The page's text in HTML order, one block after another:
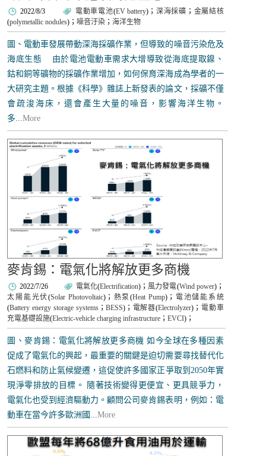
2022/8/3 電動車電池(EV battery)； 深海採礦 ； 金屬結核
(polymetallic nodules)； 噪音汙染 ；海洋生物
圖、電動車發展帶動深海採礦作業，但導致的噪音污染危及
海底生態 由於電池電動車需求大增導致從海底提取鎳、
鈷和銅等礦物的採礦作業增加，如何保育深海成為學者的一
大研究主題。根據《科學》雜誌上新發表的論文，採礦不僅
會疏浚海床，還會產生大量的噪音，影響海洋生物。
多...More
麥肯錫：電氣化將解放更多商機
2022/7/26 電氣化(Electrification)；風力發電(Wind power)；
太陽能光伏(Solar Photovoltaic)； 熱泵(Heat Pump)； 電池儲能系統
(Battery energy storage systems； BESS)； 電解器(Electrolyzer)； 電動車
充電基礎設施(Electric-vehicle charging infrastructure ；EVCI)；
圖、麥肯錫：電氣化將解放更多商機 如今全球在多種因素
促成了電氣化的興起，最重要的關鍵是迫切需要尋找替代化
石燃料和防止氣候變遷，這促使許多國家正爭取到2050年實
現淨零排放的目標。 隨著技術變得更便宜、更具競爭力，
電氣化也受到經濟驅動力。顧問公司麥肯錫表明，例如：電
動車在當今許多歐洲國...More